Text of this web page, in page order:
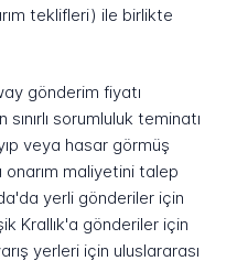
teklifleri) ile birlikte
gönderim fiyatı
sorumluluk teminatı
veya hasar görmüş
onarım maliyetini talep
yerli gönderiler için
Krallık'a gönderiler için
yerleri için uluslararası